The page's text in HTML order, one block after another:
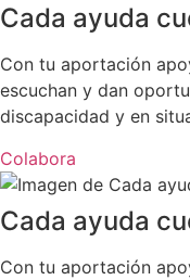
Cada ayuda
Con tu aportación
escuchan y dan
discapacidad y en
Colabora
Cada ayuda
Con tu aportación